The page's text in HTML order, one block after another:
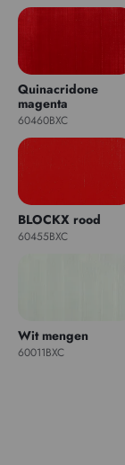
Quinacridone
magenta
60460BXC
BLOCKX rood
60455BXC
Wit mengen
60011BXC